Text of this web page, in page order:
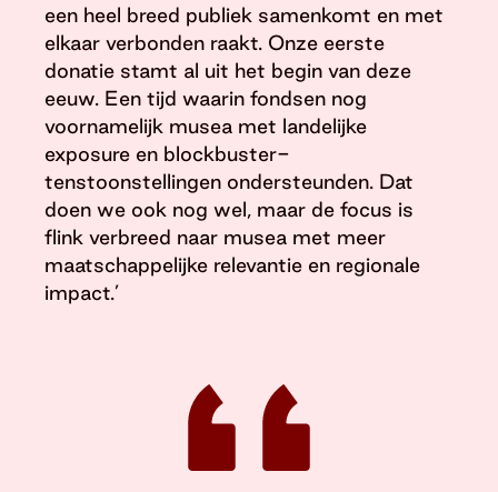
een heel breed publiek samenkomt en met
elkaar verbonden raakt. Onze eerste
donatie stamt al uit het begin van deze
eeuw. Een tijd waarin fondsen nog
voornamelijk musea met landelijke
exposure en blockbuster-
tenstoonstellingen ondersteunden. Dat
doen we ook nog wel, maar de focus is
flink verbreed naar musea met meer
maatschappelijke relevantie en regionale
impact.’